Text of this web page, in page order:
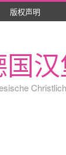
版权声明
国